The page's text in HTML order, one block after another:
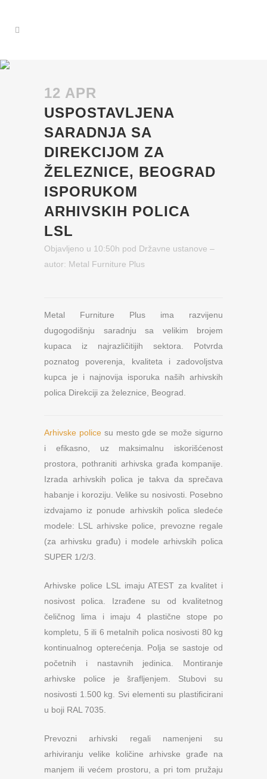
12 APR
USPOSTAVLJENA
SARADNJA SA
DIREKCIJOM ZA
ŽELEZNICE, BEOGRAD
ISPORUKOM
ARHIVSKIH POLICA
LSL
Objavljeno u 10:50h pod Državne ustanove –
autor: Metal Furniture Plus
Metal Furniture Plus ima razvijenu
dugogodišnju saradnju sa velikim brojem
kupaca iz najrazličitijih sektora. Potvrda
poznatog poverenja, kvaliteta i zadovoljstva
kupca je i najnovija isporuka naših arhivskih
polica Direkciji za železnice, Beograd.
Arhivske policesu mesto gde se može sigurno
i efikasno, uz maksimalnu iskorišćenost
prostora, pothraniti arhivska građa kompanije.
Izrada arhivskih polica je takva da sprečava
habanje i koroziju. Velike su nosivosti. Posebno
izdvajamo iz ponude arhivskih polica sledeće
modele: LSL arhivske police, prevozne regale
(za arhivsku građu) i modele arhivskih polica
SUPER 1/2/3.
Arhivske police LSL imaju ATEST za kvalitet i
nosivost polica. Izrađene su od kvalitetnog
čeličnog lima i imaju 4 plastične stope po
kompletu, 5 ili 6 metalnih polica nosivosti 80 kg
kontinualnog opterećenja. Polja se sastoje od
početnih i nastavnih jedinica. Montiranje
arhivske police je šrafljenjem. Stubovi su
nosivosti 1.500 kg. Svi elementi su plastificirani
u boji RAL 7035.
Prevozni arhivski regali namenjeni su
arhiviranju velike količine arhivske građe na
manjem ili većem prostoru, a pri tom pružaju